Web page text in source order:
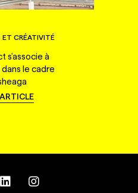
ET CRÉATIVITÉ
s'associe à
le cadre